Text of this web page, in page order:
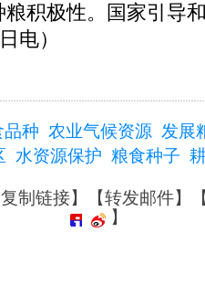
积极性。国家引导
电）
品种 农业气候资源 发展
水资源保护 粮食种子
复制链接】【转发邮件】
】